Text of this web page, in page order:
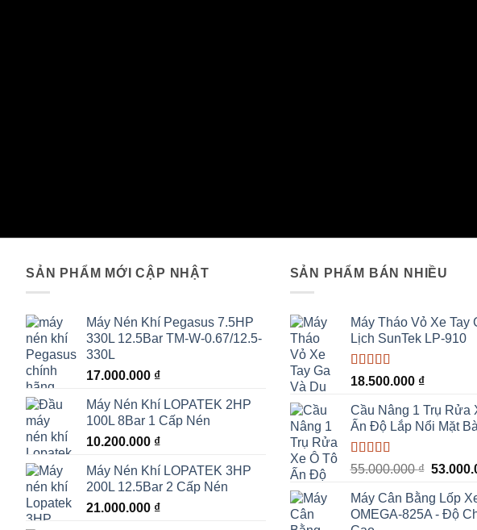
SẢN PHẨM MỚI CẬP NHẬT
Máy Nén Khí Pegasus 7.5HP
330L 12.5Bar TM-W-0.67/12.5-
330L
17.000.000 ₫
Máy Nén Khí LOPATEK 2HP
100L 8Bar 1 Cấp Nén
10.200.000 ₫
Máy Nén Khí LOPATEK 3HP
200L 12.5Bar 2 Cấp Nén
21.000.000 ₫
SẢN PHẨM BÁN NHIỀU
Máy Tháo Vỏ Xe Tay
Lịch SunTek LP-910
Được xếp
sao
18.500.000 ₫
Cầu Nâng 1 Trụ Rửa
Ấn Độ Lắp Nổi Mặt
Được xếp
sao
55.000.000₫ Giá
là:
Máy Cân Bằng Lốp
OMEGA-825A - Độ